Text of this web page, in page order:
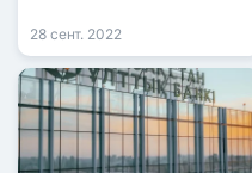
28 сент. 2022